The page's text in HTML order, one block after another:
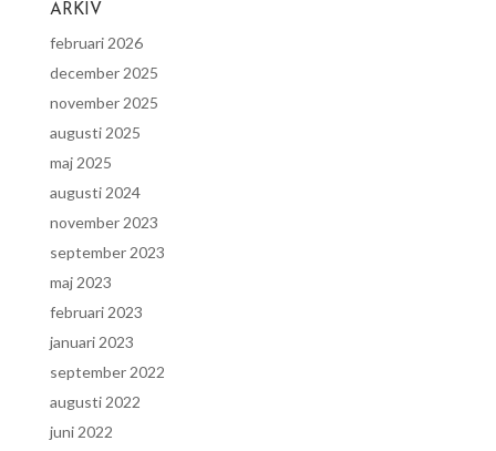
ARKIV
februari 2026
december 2025
november 2025
augusti 2025
maj 2025
augusti 2024
november 2023
september 2023
maj 2023
februari 2023
januari 2023
september 2022
augusti 2022
juni 2022